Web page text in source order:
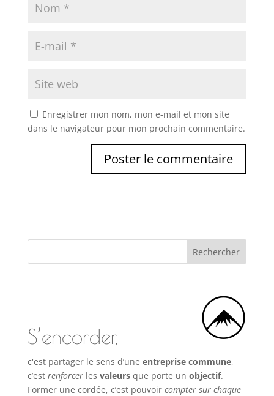
Enregistrer mon nom, mon e-mail et mon site
dans le navigateur pour mon prochain commentaire.
S’encorder,
c'est partager le sens d’une entreprise commune,
c’est renforcerles valeursque porte un objectif.
Former une cordée, c’est pouvoircompter sur chaque